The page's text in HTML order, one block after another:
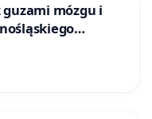
guzami mózgu i